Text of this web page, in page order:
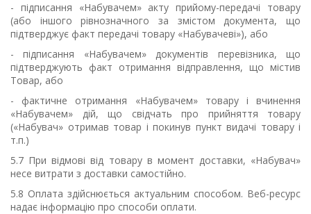
- підписання «Набувачем» акту прийому-передачі товару
(або іншого рівнозначного за змістом документа, що
підтверджує факт передачі товару «Набувачеві»), або
- підписання «Набувачем» документів перевізника, що
підтверджують факт отримання відправлення, що містив
Товар, або
- фактичне отримання «Набувачем» товару і вчинення
«Набувачем» дій, що свідчать про прийняття товару
(«Набувач» отримав товар і покинув пункт видачі товару і
т.п.)
5.7 При відмові від товару в момент доставки, «Набувач»
несе витрати з доставки самостійно.
5.8 Оплата здійснюється актуальним способом. Веб-ресурс
надає інформацію про способи оплати.